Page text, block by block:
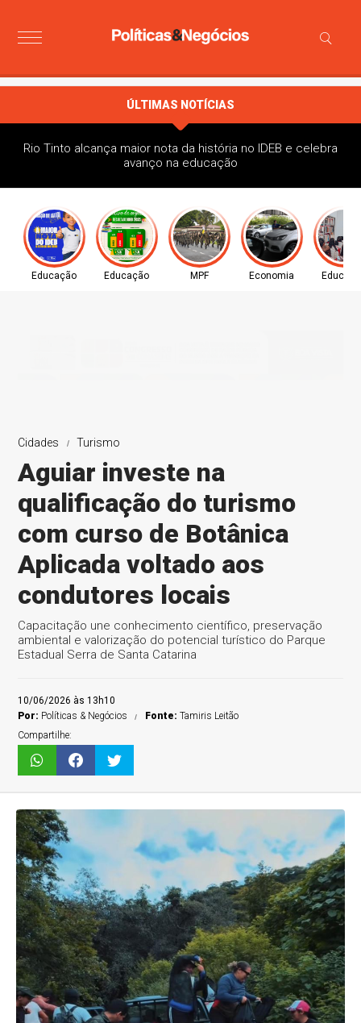
ÚLTIMAS NOTÍCIAS
Rio Tinto alcança maior nota da história no IDEB e celebra
avanço na educação
Educação Educação MPF Economia
Cidades Turismo
Aguiar investe na
qualificação do turismo
com curso de Botânica
Aplicada voltado aos
condutores locais
Capacitação une conhecimento científico, preservação
ambiental e valorização do potencial turístico do Parque
Estadual Serra de Santa Catarina
10/06/2026 às 13h10
Por: Políticas & Negócios Fonte:Tamiris Leitão
Compartilhe: